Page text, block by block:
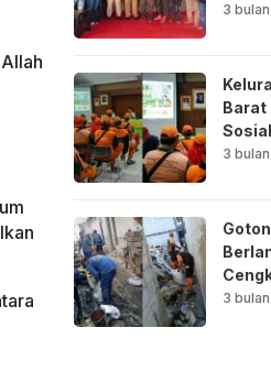
3
Barat
3
3